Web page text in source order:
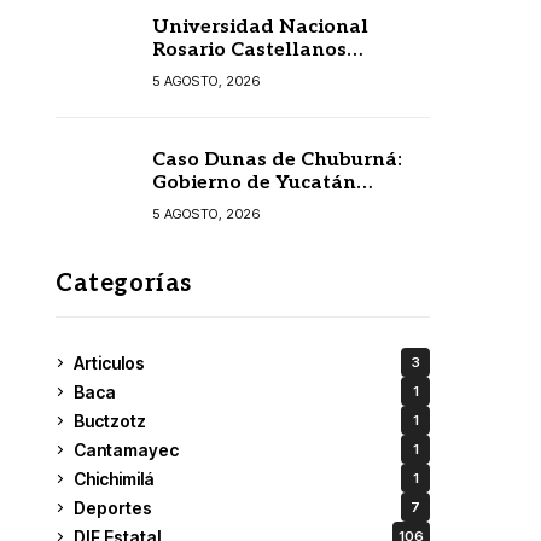
Universidad Nacional
Rosario Castellanos
extiende convocatoria de
ingreso al 31 de agosto
5 AGOSTO, 2026
Caso Dunas de Chuburná:
Gobierno de Yucatán
detalla el expediente y
confirma revisión de
5 AGOSTO, 2026
Categorías
Articulos 3
Baca 1
Buctzotz 1
Cantamayec 1
Chichimilá 1
Deportes 7
DIF Estatal 106